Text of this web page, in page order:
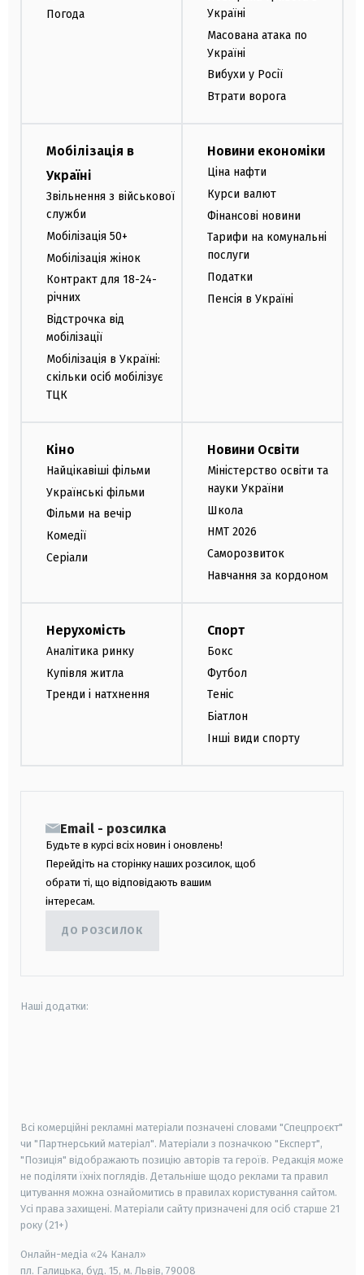
Погода
Україні
Масована атака по
Україні
Вибухи у Росії
Втрати ворога
Мобілізація в
Україні
Звільнення з військової
служби
Мобілізація 50+
Мобілізація жінок
Контракт для 18-24-
річних
Відстрочка від
мобілізації
Мобілізація в Україні:
скільки осіб мобілізує
ТЦК
Новини економіки
Ціна нафти
Курси валют
Фінансові новини
Тарифи на комунальні
послуги
Податки
Пенсія в Україні
Кіно
Найцікавіші фільми
Українські фільми
Фільми на вечір
Комедії
Серіали
Новини Освіти
Міністерство освіти та
науки України
Школа
НМТ 2026
Саморозвиток
Навчання за кордоном
Нерухомість
Аналітика ринку
Купівля житла
Тренди і натхнення
Спорт
Бокс
Футбол
Теніс
Біатлон
Інші види спорту
Email - розсилка
Будьте в курсі всіх новин і оновлень!
Перейдіть на сторінку наших розсилок, щоб
обрати ті, що відповідають вашим
інтересам.
ДО РОЗСИЛОК
Наші додатки:
Всі комерційні рекламні матеріали позначені словами "Спецпроєкт"
чи "Партнерський матеріал". Матеріали з позначкою "Експерт",
"Позиція" відображають позицію авторів та героїв. Редакція може
не поділяти їхніх поглядів. Детальніше щодо реклами та правил
цитування можна ознайомитись в правилах користування сайтом.
Усі права захищені. Матеріали сайту призначені для осіб старше 21
року (21+)
Онлайн-медіа «24 Канал»
пл. Галицька, буд. 15, м. Львів, 79008